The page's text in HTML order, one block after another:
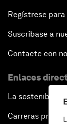
Regístrese
Suscríbase a
Contacte con
Enlaces
La
Carreras